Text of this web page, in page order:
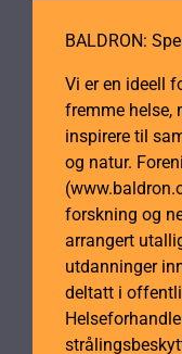
BALDRON:
Vi er en ideell
fremme helse,
inspirere til
og natur.
forskning og
arrangert
utdanninger
deltatt i